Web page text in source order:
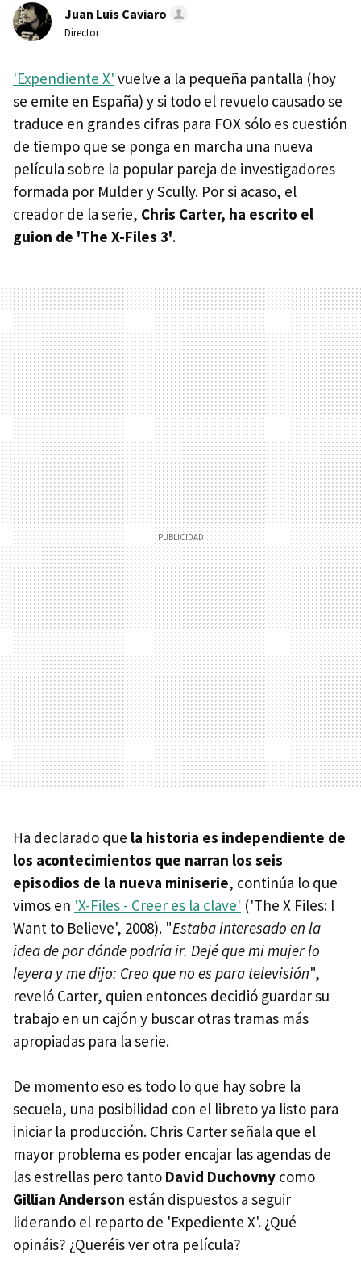
Juan Luis Caviaro
Director
'Expendiente X' vuelve a la pequeña pantalla (hoy
se emite en España) y si todo el revuelo causado se
traduce en grandes cifras para FOX sólo es cuestión
de tiempo que se ponga en marcha una nueva
película sobre la popular pareja de investigadores
formada por Mulder y Scully. Por si acaso, el
creador de la serie, Chris Carter, ha escrito el
guion de 'The X-Files 3'.
Ha declarado que la historia es independiente de
los acontecimientos que narran los seis
episodios de la nueva miniserie, continúa lo que
vimos en 'X-Files - Creer es la clave' ('The X Files: I
Want to Believe', 2008). "Estaba interesado en la
idea de por dónde podría ir. Dejé que mi mujer lo
leyera y me dijo: Creo que no es para televisión",
reveló Carter, quien entonces decidió guardar su
trabajo en un cajón y buscar otras tramas más
apropiadas para la serie.
De momento eso es todo lo que hay sobre la
secuela, una posibilidad con el libreto ya listo para
iniciar la producción. Chris Carter señala que el
mayor problema es poder encajar las agendas de
las estrellas pero tanto David Duchovny como
Gillian Anderson están dispuestos a seguir
liderando el reparto de 'Expediente X'. ¿Qué
opináis? ¿Queréis ver otra película?